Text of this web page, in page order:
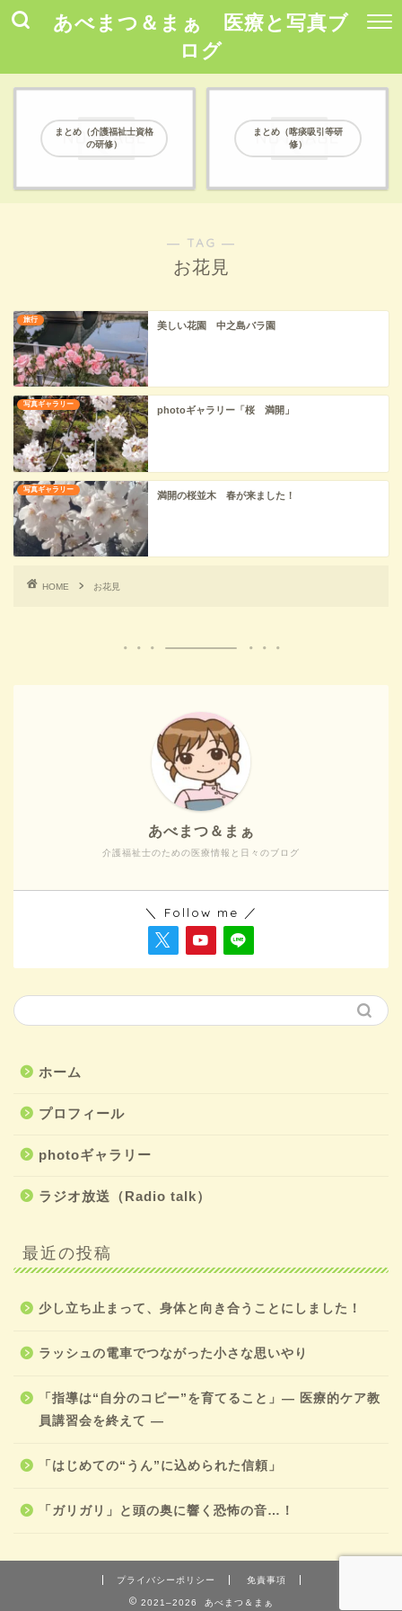
あべまつ＆まぁ 医療と写真ブ
ログ
まとめ（介護福祉士資格
の研修）
まとめ（喀痰吸引等研
修）
― TAG ―
お花見
旅行
美しい花園 中之島バラ園
写真ギャラリー
photoギャラリー「桜 満開」
写真ギャラリー
満開の桜並木 春が来ました！
HOME お花見
介護福祉士のための医療情報と日々のブログ
あべまつ＆まぁ
＼ Follow me ／
ホーム
プロフィール
photoギャラリー
ラジオ放送（Radio talk）
最近の投稿
少し立ち止まって、身体と向き合うことにしました！
ラッシュの電車でつながった小さな思いやり
「指導は“自分のコピー”を育てること」― 医療的ケア教
員講習会を終えて ―
「はじめての“うん”に込められた信頼」
「ガリガリ」と頭の奥に響く恐怖の音…！
プライバシーポリシー 免責事項
2021–2026 あべまつ＆まぁ